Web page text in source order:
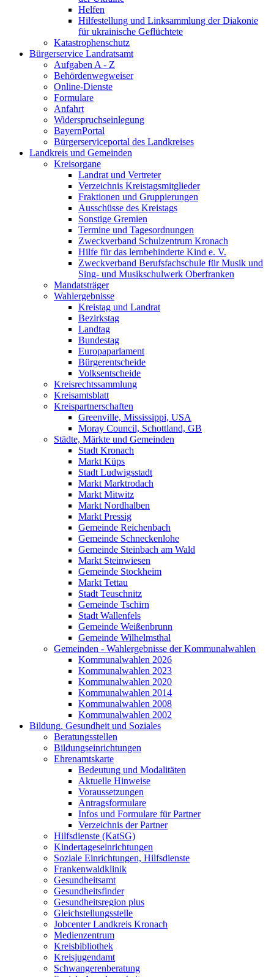
Helfen
Hilfestellung und Linksammlung der Diakonie
für ukrainische Geflüchtete
Katastrophenschutz
Bürgerservice Landratsamt
Aufgaben A - Z
Behördenwegweiser
Online-Dienste
Formulare
Anfahrt
Widerspruchseinlegung
BayernPortal
Bürgerserviceportal des Landkreises
Landkreis und Gemeinden
Kreisorgane
Landrat und Vertreter
Verzeichnis Kreistagsmitglieder
Fraktionen und Gruppierungen
Ausschüsse des Kreistags
Sonstige Gremien
Termine und Tagesordnungen
Zweckverband Schulzentrum Kronach
Hilfe für das lernbehinderte Kind e. V.
Zweckverband Berufsfachschule für Musik und
Sing- und Musikschulwerk Oberfranken
Mandatsträger
Wahlergebnisse
Kreistag und Landrat
Bezirkstag
Landtag
Bundestag
Europaparlament
Bürgerentscheide
Volksentscheide
Kreisrechtssammlung
Kreisamtsblatt
Kreispartnerschaften
Greenville, Mississippi, USA
Moray Council, Schottland, GB
Städte, Märkte und Gemeinden
Stadt Kronach
Markt Küps
Stadt Ludwigsstadt
Markt Marktrodach
Markt Mitwitz
Markt Nordhalben
Markt Pressig
Gemeinde Reichenbach
Gemeinde Schneckenlohe
Gemeinde Steinbach am Wald
Markt Steinwiesen
Gemeinde Stockheim
Markt Tettau
Stadt Teuschnitz
Gemeinde Tschirn
Stadt Wallenfels
Gemeinde Weißenbrunn
Gemeinde Wilhelmsthal
Gemeinden - Wahlergebnisse der Kommunalwahlen
Kommunalwahlen 2026
Kommunalwahlen 2023
Kommunalwahlen 2020
Kommunalwahlen 2014
Kommunalwahlen 2008
Kommunalwahlen 2002
Bildung, Gesundheit und Soziales
Beratungsstellen
Bildungseinrichtungen
Ehrenamtskarte
Bedeutung und Modalitäten
Aktuelle Hinweise
Voraussetzungen
Antragsformulare
Infos und Formulare für Partner
Verzeichnis der Partner
Hilfsdienste (KatSG)
Kindertageseinrichtungen
Soziale Einrichtungen, Hilfsdienste
Frankenwaldklinik
Gesundheitsamt
Gesundheitsfinder
Gesundheitsregion plus
Gleichstellungsstelle
Jobcenter Landkreis Kronach
Medienzentrum
Kreisbibliothek
Kreisjugendamt
Schwangerenberatung